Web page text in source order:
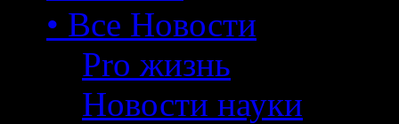
• Все Новости
Pro жизнь
Новости науки